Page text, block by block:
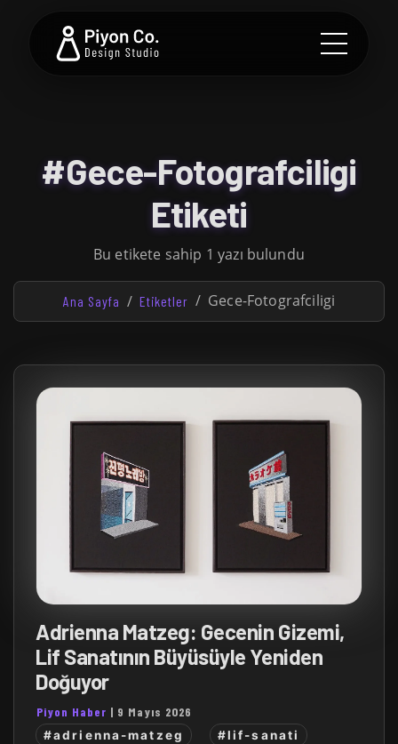
#Gece-Fotografciligi
Etiketi
Bu etikete sahip 1 yazı bulundu
Ana Sayfa Etiketler Gece-Fotografciligi
Adrienna Matzeg: Gecenin Gizemi,
Lif Sanatının Büyüsüyle Yeniden
Doğuyor
Piyon Haber | 9 Mayıs 2026
#adrienna-matzeg
#lif-sanati